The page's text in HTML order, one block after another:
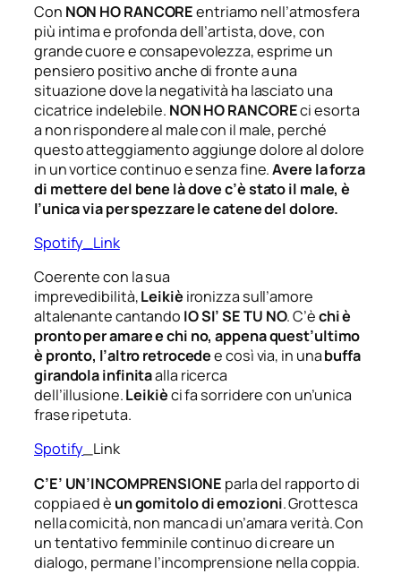
Con NON HO RANCOREentriamo nell’atmosfera
più intima e profonda dell’artista, dove, con
grande cuore e consapevolezza, esprime un
pensiero positivo anche di fronte a una
situazione dove la negatività ha lasciato una
cicatrice indelebile. NON HO RANCOREci esorta
a non rispondere al male con il male, perché
questo atteggiamento aggiunge dolore al dolore
in un vortice continuo e senza fine.Avere la forza
di mettere del bene là dove c’è stato il male, è
l’unica via per spezzare le catene del dolore.
Spotify_Link
Coerente con la sua
imprevedibilità,Leikiè ironizza sull’amore
altalenante cantando IO SI’ SE TU NO. C’èchi è
pronto per amare e chi no, appena quest’ultimo
è pronto, l’altro retrocedee così via, in unabuffa
girandola infinitaalla ricerca
dell’illusione.Leikièci fa sorridere con un’unica
frase ripetuta.
Spotify_Link
C’E’ UN’INCOMPRENSIONE parla del rapporto di
coppia ed è un gomitolo di emozioni. Grottesca
nella comicità, non manca di un’amara verità. Con
un tentativo femminile continuo di creare un
dialogo, permane l’incomprensione nella coppia.